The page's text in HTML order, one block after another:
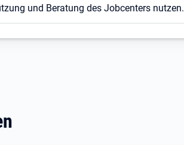
und Beratung des Jobcenters nutzen.